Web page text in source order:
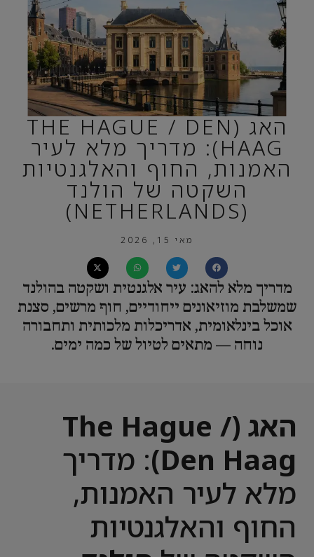
האג (THE HAGUE / DEN
HAAG): מדריך מלא לעיר
האמנות, החוף והאלגנטיות
השקטה של הולנד
(NETHERLANDS)
מאי 15, 2026
מדריך מלא להאג: עיר אלגנטית ושקטה בהולנד
שמשלבת מוזיאונים ייחודיים, חוף מרשים, סצנת
אוכל בינלאומית, אדריכלות מלכותית ותחבורה
נוחה — מתאים לטיול של כמה ימים.
האג (The Hague /
Den Haag) : מדריך
מלא לעיר האמנות,
החוף והאלגנטיות